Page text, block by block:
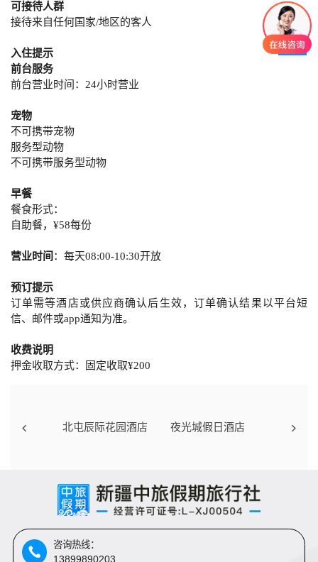
可接待人群
接待来自任何国家/地区的客人
入住提示
前台服务
前台营业时间：24小时营业
宠物
不可携带宠物
服务型动物
不可携带服务型动物
早餐
餐食形式：
自助餐，¥58每份
营业时间 ：每天08:00-10:30开放
预订提示
订单需等酒店或供应商确认后生效，订单确认结果以平台短
信、邮件或app通知为准。
收费说明
押金收取方式：固定收取¥200
北屯辰际花园酒店 夜光城假日酒店
咨询热线：
13899890203